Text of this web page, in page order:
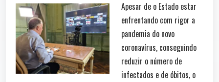
Apesar de o Estado estar
enfrentando com rigor a
pandemia do novo
coronavírus, conseguindo
reduzir o número de
infectados e de óbitos, o